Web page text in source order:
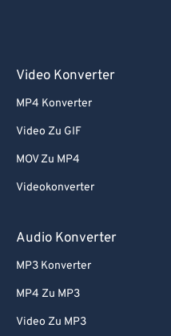
Video Konverter
MP4 Konverter
Video Zu GIF
MOV Zu MP4
Videokonverter
Audio Konverter
MP3 Konverter
MP4 Zu MP3
Video Zu MP3